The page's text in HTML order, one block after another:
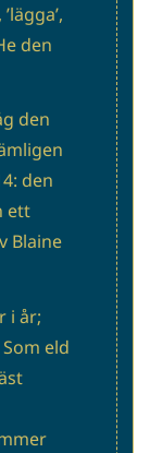
den
den
den
ett
Blaine
i år;
eld